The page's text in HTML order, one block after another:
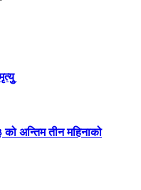
अन्तिम तीन महिनाको